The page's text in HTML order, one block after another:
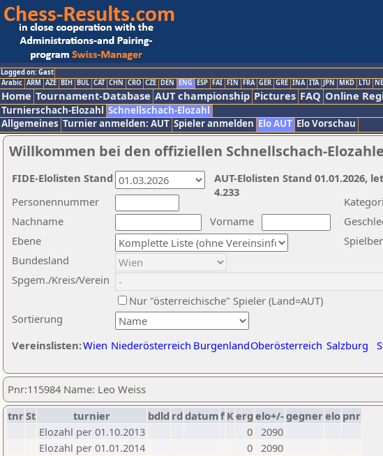
Logged on: Gast
Arabic ARM AZE BIH BUL CAT CHN CRO CZE DEN ENG ESP FAI FIN FRA GER GRE INA ITA JPN MKD LTU
Home Tournament-Database AUT championship Pictures FAQ Online
Turnierschach-Elozahl Schnellschach-Elozahl
Allgemeines Turnier anmelden: AUT Spieler anmelden Elo AUT Elo Vorschau
Willkommen bei den offiziellen Schnellschach-
Nachname
Vorname
Ebene
Sortierung
Personennummer
Bundesland
Spgem./Kreis/Verein
Nur "österreichische" Spieler (Land=AUT)
Vereinslisten:Wien Niederösterreich BurgenlandOberösterreich Salzburg
AUT-Elolisten Stand 01.01.2026,
4.233
FIDE-Elolisten Stand
Pnr:115984 Name: Leo Weiss
tnrSt turnier bdld rd datumf Kerg elo+/-gegnerelo pnr
Elozahl per 01.10.2013
0 2090
Elozahl per 01.01.2014
0 2090